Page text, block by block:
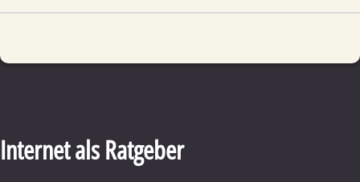
Internet als Ratgeber